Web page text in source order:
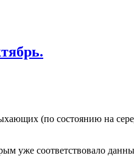
(по состоянию на
уже соответствовало